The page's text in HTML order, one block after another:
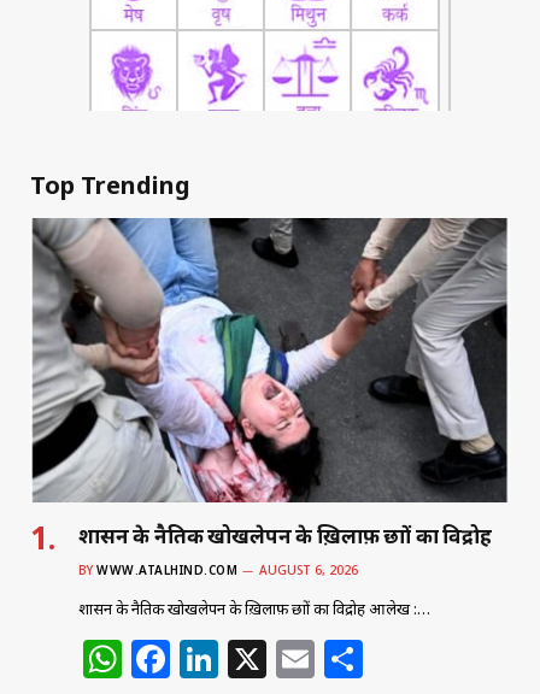
Top Trending
शासन के नैतिक खोखलेपन के ख़िलाफ़ छात्रों का विद्रोह
BY WWW.ATALHIND.COM AUGUST 6, 2026
शासन के नैतिक खोखलेपन के ख़िलाफ़ छात्रों का विद्रोह आलेख :…
W F Li X E